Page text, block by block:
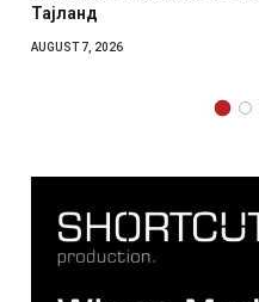
отколку на Зеленски
AUGUST 7, 2026